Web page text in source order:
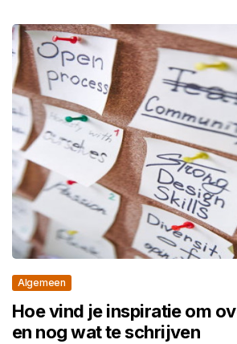
Algemeen
Hoe vind je inspiratie om
en nog wat te schrijven